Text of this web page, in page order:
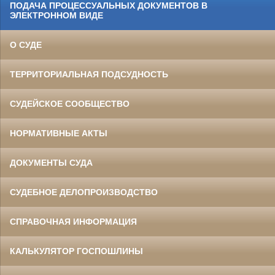
ПОДАЧА ПРОЦЕССУАЛЬНЫХ ДОКУМЕНТОВ В
ЭЛЕКТРОННОМ ВИДЕ
О СУДЕ
ТЕРРИТОРИАЛЬНАЯ ПОДСУДНОСТЬ
СУДЕЙСКОЕ СООБЩЕСТВО
НОРМАТИВНЫЕ АКТЫ
ДОКУМЕНТЫ СУДА
СУДЕБНОЕ ДЕЛОПРОИЗВОДСТВО
СПРАВОЧНАЯ ИНФОРМАЦИЯ
КАЛЬКУЛЯТОР ГОСПОШЛИНЫ